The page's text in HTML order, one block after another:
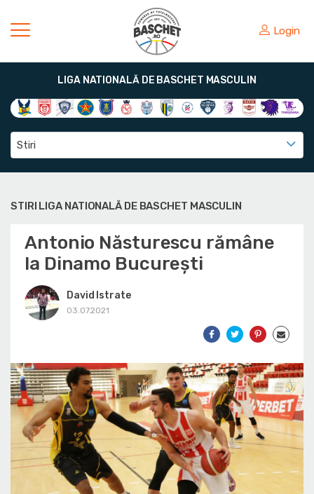
Login
LIGA NATIONALĂ DE BASCHET MASCULIN
Stiri
STIRI LIGA NATIONALĂ DE BASCHET MASCULIN
Antonio Năsturescu rămâne
la Dinamo București
David Istrate
03.07.2021